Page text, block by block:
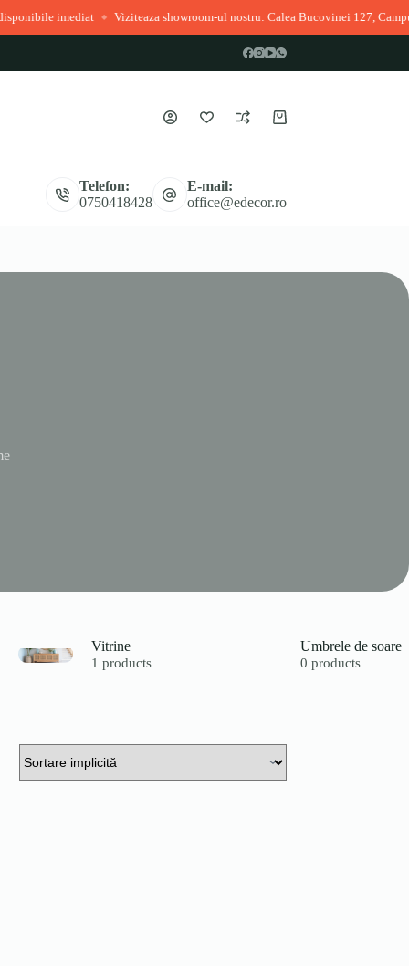
imediat ◆ Viziteaza showroom-ul nostru: Calea Bucovinei 127,
Coș
Telefon:
0750418428
E-mail:
office@edecor.ro
Vitrine
1 products
Umbrele de soare
0 products